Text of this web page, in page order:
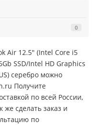
0
Air 12.5" (Intel Core i5
SSD/Intel HD Graphics
серебро можно
Получите
по всей России,
же сделать заказ и
по